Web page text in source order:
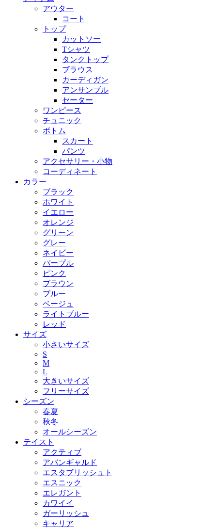
アウター
コート
トップ
カットソー
Tシャツ
タンクトップ
ブラウス
カーディガン
アンサンブル
セーター
ワンピース
チュニック
ボトム
スカート
パンツ
アクセサリー・小物
コーディネート
カラー
ブラック
ホワイト
イエロー
オレンジ
グリーン
グレー
ネイビー
パープル
ピンク
ブラウン
ブルー
ベージュ
ライトブルー
レッド
サイズ
小さいサイズ
S
M
L
大きいサイズ
フリーサイズ
シーズン
春夏
秋冬
オールシーズン
テイスト
アクティブ
アバンギャルド
エスタブリッシュト
エスニック
エレガント
カワイイ
ガーリッシュ
キャリア